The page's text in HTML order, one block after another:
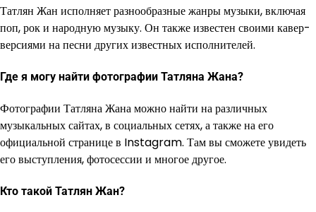
Татлян Жан исполняет разнообразные жанры музыки, включая
поп, рок и народную музыку. Он также известен своими кавер-
версиями на песни других известных исполнителей.
Где я могу найти фотографии Татляна Жана?
Фотографии Татляна Жана можно найти на различных
музыкальных сайтах, в социальных сетях, а также на его
официальной странице в Instagram. Там вы сможете увидеть
его выступления, фотосессии и многое другое.
Кто такой Татлян Жан?